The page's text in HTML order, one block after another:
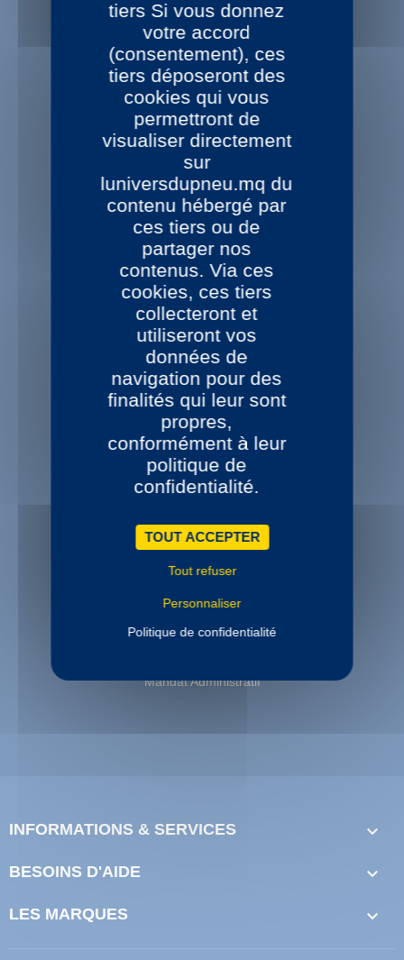
LES PRIX BAS
Prix bas toute l'année
NOS 15 CENTRES DE MONTAGE
Disponibles 24/48H
dans votre centre L’Univers du Pneu
+ 1000 REFERENCES
De pneus disponibles
Nouveautés permanentes
CONSEILS PROFESSIONNELS
Service téléphonique Pro
Mandat Administratif
INFORMATIONS & SERVICES 
BESOINS D'AIDE 
LES MARQUES 
tiers Si vous donnez
votre accord
(consentement), ces
tiers déposeront des
cookies qui vous
permettront de
visualiser directement
sur
luniversdupneu.mq du
contenu hébergé par
ces tiers ou de
partager nos
contenus. Via ces
cookies, ces tiers
collecteront et
utiliseront vos
données de
navigation pour des
finalités qui leur sont
propres,
conformément à leur
politique de
confidentialité.
TOUT ACCEPTER
Tout refuser
Personnaliser
Politique de confidentialité